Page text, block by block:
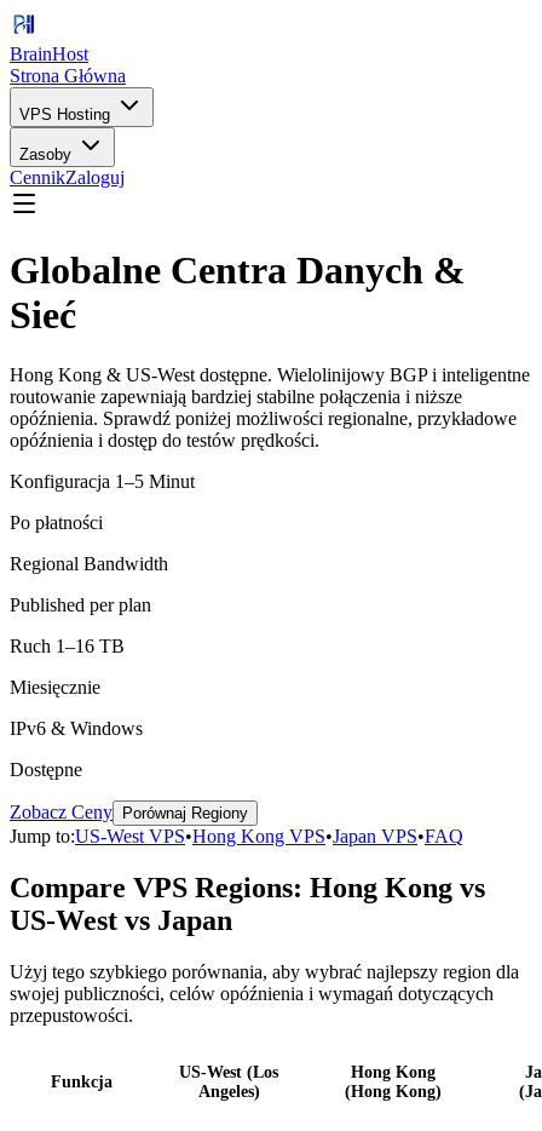
BrainHost
Strona Główna
VPS Hosting
Zasoby
CennikZaloguj
Globalne Centra Danych &
Sieć
Hong Kong & US-West dostępne. Wielolinijowy BGP i inteligentne
routowanie zapewniają bardziej stabilne połączenia i niższe
opóźnienia. Sprawdź poniżej możliwości regionalne, przykładowe
opóźnienia i dostęp do testów prędkości.
Konfiguracja 1–5 Minut
Po płatności
Regional Bandwidth
Published per plan
Ruch 1–16 TB
Miesięcznie
IPv6 & Windows
Dostępne
Zobacz Ceny Porównaj Regiony
Jump to:US-West VPS•Hong Kong VPS•Japan VPS•FAQ
Compare VPS Regions: Hong Kong vs
US-West vs Japan
Użyj tego szybkiego porównania, aby wybrać najlepszy region dla
swojej publiczności, celów opóźnienia i wymagań dotyczących
przepustowości.
Funkcja
US-West (Los
Angeles)
Hong Kong
(Hong Kong)